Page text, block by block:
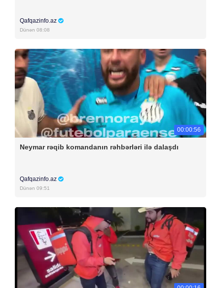
Qafqazinfo.az
Dünən 08:08
00:00:56
Neymar rəqib komandanın rəhbərləri ilə dalaşdı
Qafqazinfo.az
Dünən 09:51